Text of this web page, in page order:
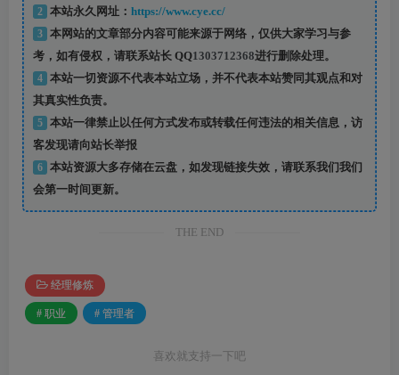
2 本站永久网址： https://www.cye.cc/
3
本网站的文章部分内容可能来源于网络，仅供大家学习与参
考，如有侵权，请联系站长 QQ1303712368进行删除处理。
4
本站一切资源不代表本站立场，并不代表本站赞同其观点和对
其真实性负责。
5
本站一律禁止以任何方式发布或转载任何违法的相关信息，访
客发现请向站长举报
6
本站资源大多存储在云盘，如发现链接失效，请联系我们我们
会第一时间更新。
THE END
经理修炼
# 职业 # 管理者
喜欢就支持一下吧